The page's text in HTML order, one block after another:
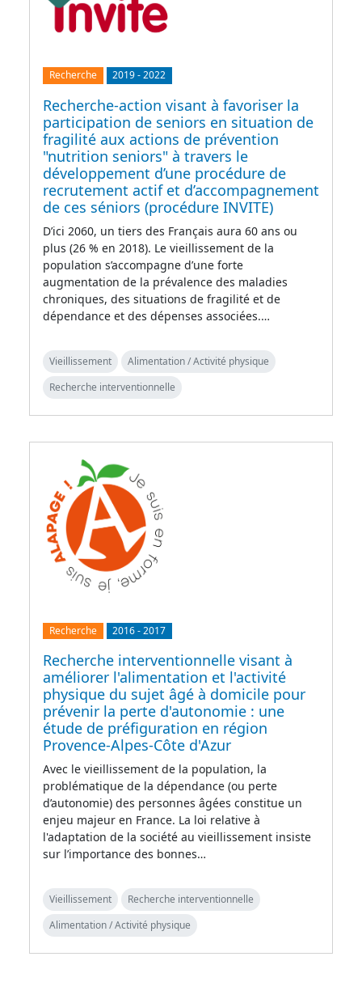
Recherche 2019-2022
Recherche-action visant à favoriser la
participation de seniors en situation de
fragilité aux actions de prévention
"nutrition seniors" à travers le
développement d’une procédure de
recrutement actif et d’accompagnement
de ces séniors (procédure INVITE)
D’ici 2060, un tiers des Français aura 60 ans ou
plus (26 % en 2018). Le vieillissement de la
population s’accompagne d’une forte
augmentation de la prévalence des maladies
chroniques, des situations de fragilité et de
dépendance et des dépenses associées.…
Vieillissement
Alimentation / Activité physique
Recherche interventionnelle
Recherche 2016-2017
Recherche interventionnelle visant à
améliorer l'alimentation et l'activité
physique du sujet âgé à domicile pour
prévenir la perte d'autonomie : une
étude de préfiguration en région
Provence-Alpes-Côte d'Azur
Avec le vieillissement de la population, la
problématique de la dépendance (ou perte
d’autonomie) des personnes âgées constitue un
enjeu majeur en France. La loi relative à
l'adaptation de la société au vieillissement insiste
sur l’importance des bonnes…
Vieillissement
Recherche interventionnelle
Alimentation / Activité physique